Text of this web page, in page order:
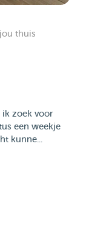
thuis
ik zoek voor
een weekje
kunne...